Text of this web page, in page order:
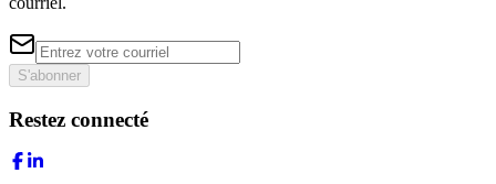
S'abonner
Restez connecté